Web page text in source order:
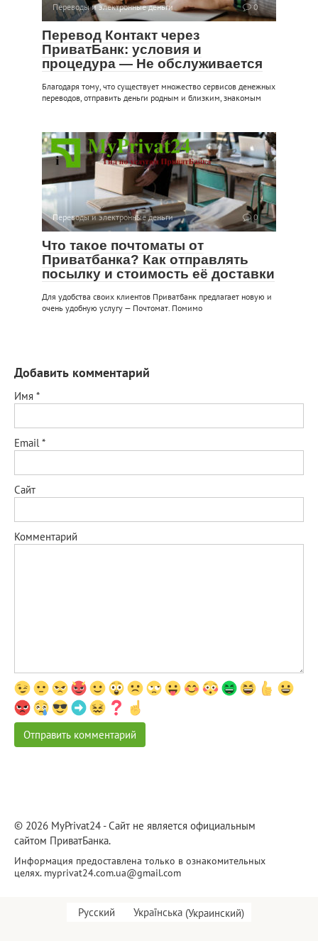
Переводы и электронные деньги 0
Перевод Контакт через
ПриватБанк: условия и
процедура — Не обслуживается
Благодаря тому, что существует множество сервисов денежных
переводов, отправить деньги родным и близким, знакомым
Переводы и электронные деньги 0
Что такое почтоматы от
Приватбанка? Как отправлять
посылку и стоимость её доставки
Для удобства своих клиентов Приватбанк предлагает новую и
очень удобную услугу — Почтомат. Помимо
Добавить комментарий
Имя *
Email *
Сайт
Комментарий
© 2026 MyPrivat24 - Сайт не является официальным
сайтом ПриватБанка.
Информация предоставлена только в ознакомительных
целях. myprivat24.com.ua@gmail.com
Русский Українська (Украинский)